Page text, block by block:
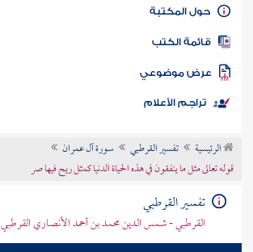
كتاب الأمة
المكتبة
الكتب
موضوعي
تراجم الأعلام
الرئيسية تفسير القرطبي
سورة آل عمران
قوله تعالى مثل ما ينفقون في هذه الحياة الدنيا كمثل ريح فيها صر
تفسير القرطبي
القرطبي - شمس الدين محمد بن أحمد الأنصاري القرطبي